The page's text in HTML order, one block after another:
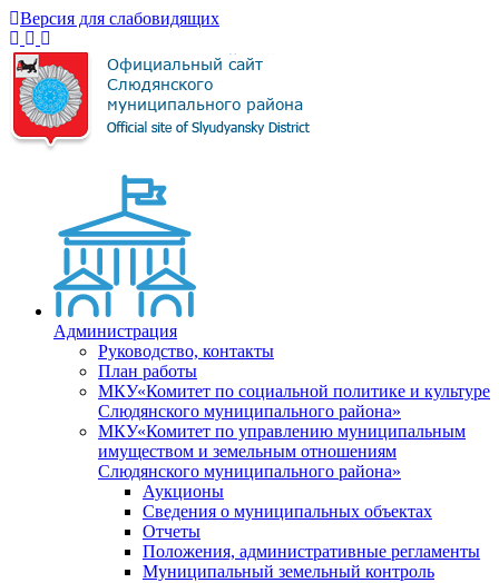
Версия для слабовидящих
Администрация
Руководство, контакты
План работы
МКУ«Комитет по социальной политике и культуре
Слюдянского муниципального района»
МКУ«Комитет по управлению муниципальным
имуществом и земельным отношениям
Слюдянского муниципального района»
Аукционы
Сведения о муниципальных объектах
Отчеты
Положения, административные регламенты
Муниципальный земельный контроль